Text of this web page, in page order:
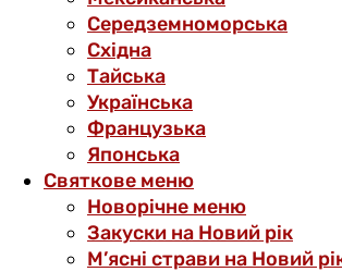
Середземноморська
Східна
Тайська
Українська
Французька
Японська
Святкове меню
Новорічне меню
Закуски на Новий рік
М’ясні страви на Новий